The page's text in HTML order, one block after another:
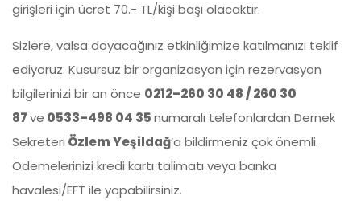
girişleri için ücret 70.- TL/kişi başı olacaktır.
Sizlere, valsa doyacağınız etkinliğimize katılmanızı teklif
ediyoruz. Kusursuz bir organizasyon için rezervasyon
bilgilerinizi bir an önce 0212–260 30 48 / 260 30
87ve 0533–498 04 35numaralı telefonlardan Dernek
Sekreteri Özlem Yeşildağ’a bildirmeniz çok önemli.
Ödemelerinizi kredi kartı talimatı veya banka
havalesi/EFT ile yapabilirsiniz.